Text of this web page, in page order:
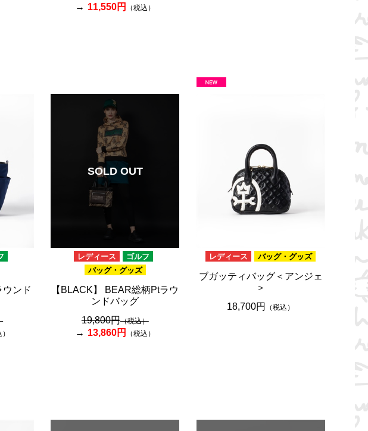
11,550円 （税込）
ンド
SOLD OUT
レディース
ゴルフ
バッグ・グッズ
【BLACK】 BEAR総柄Ptラウ
ンドバッグ
19,800円（税込）
13,860円 （税込）
レディース バッグ・グッズ
ブガッティバッグ＜アンジェ
＞
18,700円
（税込）